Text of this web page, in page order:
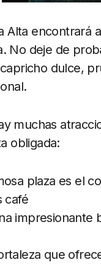
Alta encontrará
No deje de
dulce,
muchas
obligada:
plaza es el
café
impresionante
que